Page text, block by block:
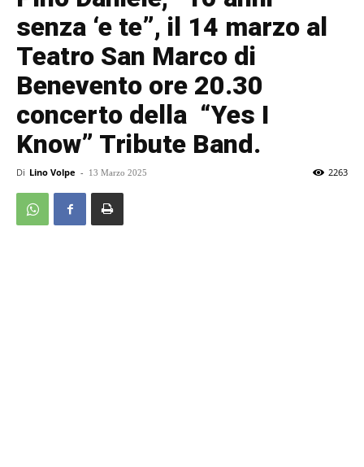
senza ‘e te”, il 14 marzo al
Teatro San Marco di
Benevento ore 20.30
concerto della “Yes I
Know” Tribute Band.
Di Lino Volpe - 13 Marzo 2025 2263